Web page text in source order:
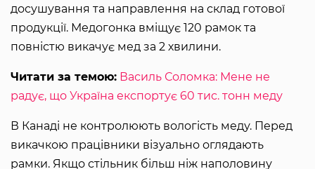
досушування та направлення на склад готової
продукції. Медогонка вміщує 120 рамок та
повністю викачує мед за 2 хвилини.
Читати за темою: Василь Соломка: Мене не
радує, що Україна експортує 60 тис. тонн меду
В Канаді не контролюють вологість меду. Перед
викачкою працівники візуально оглядають
рамки. Якщо стільник більш ніж наполовину